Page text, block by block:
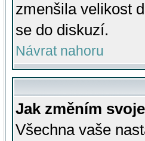
zmenšila velikost
se do diskuzí.
Návrat nahoru
Jak změním
Všechna vaše